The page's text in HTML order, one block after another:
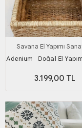
Savana El Yapımı
Adenium_ Doğal El
3.199,00 TL